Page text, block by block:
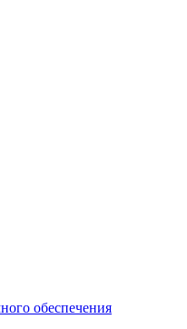
обеспечения